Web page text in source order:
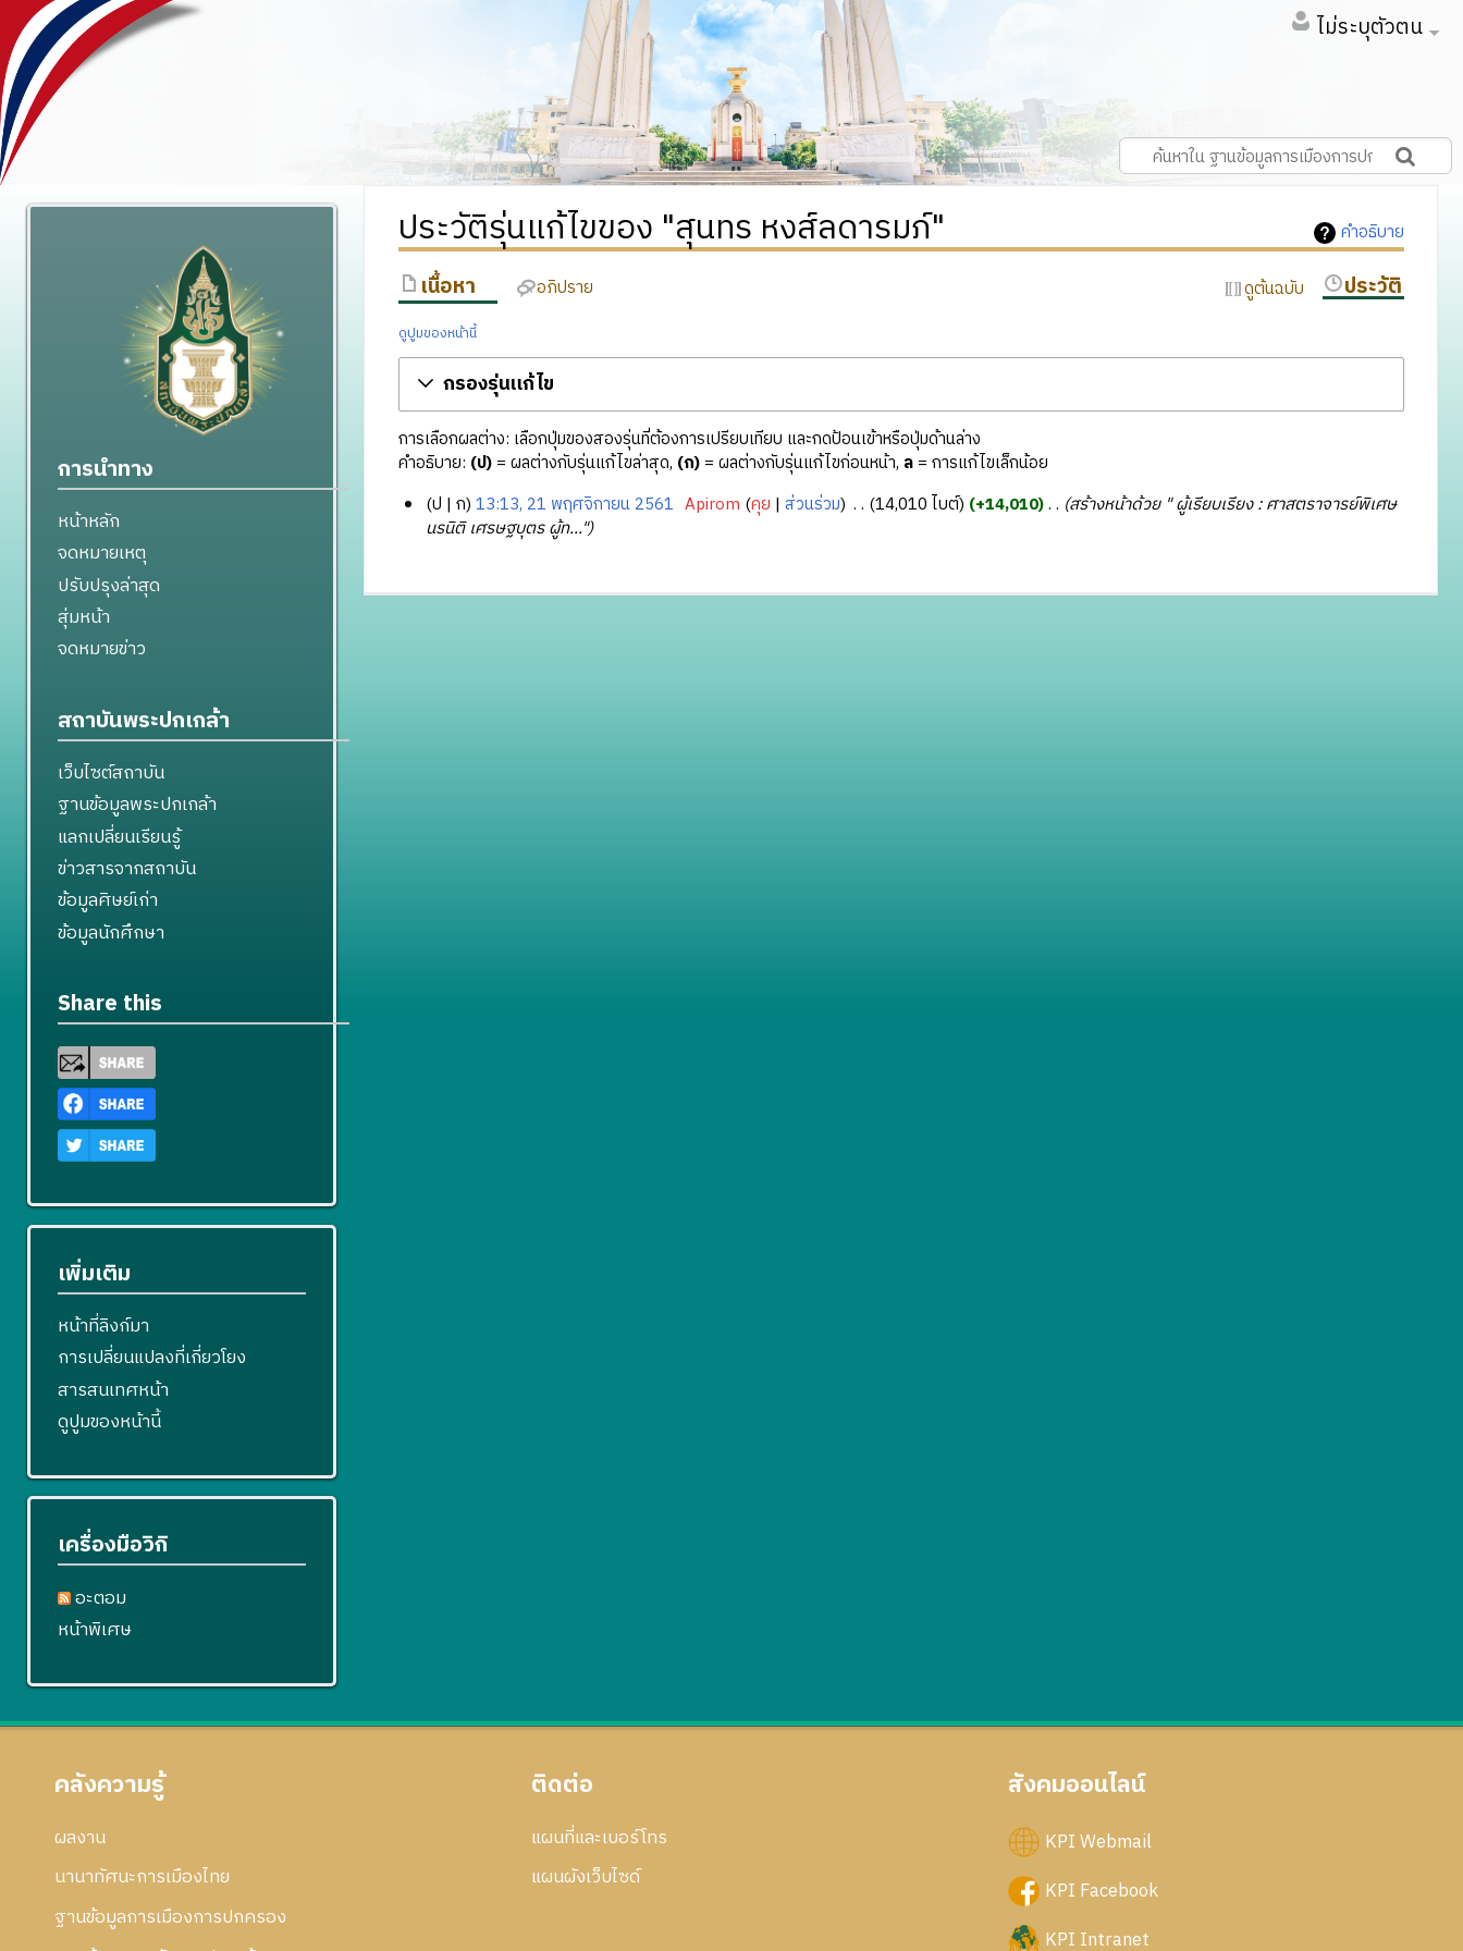
ไม่ระบุตัวตน
คำอธิบาย
ประวัติรุ่นแก้ไขของ "สุนทร หงส์ลดารมภ์"
เนื้อหา อภิปราย ดูต้นฉบับ ประวัติ
ดูปูมของหน้านี้
กรองรุ่นแก้ไข
การเลือกผลต่าง: เลือกปุ่มของสองรุ่นที่ต้องการเปรียบเทียบ และกดป้อนเข้าหรือปุ่มด้านล่าง
คำอธิบาย: (ป)= ผลต่างกับรุ่นแก้ไขล่าสุด, (ก)= ผลต่างกับรุ่นแก้ไขก่อนหน้า, ล= การแก้ไขเล็กน้อย
ป ก 13:13, 21 พฤศจิกายน 2561 Apirom คุย ส่วนร่วม ‎ 14,010 ไบต์ +14,010 ‎
สร้างหน้าด้วย " ผู้เรียบเรียง : ศาสตราจารย์พิเศษ
นรนิติ เศรษฐบุตร ผู้ท..."
การนำทาง
หน้าหลัก
จดหมายเหตุ
ปรับปรุงล่าสุด
สุ่มหน้า
จดหมายข่าว
สถาบันพระปกเกล้า
เว็บไซต์สถาบัน
ฐานข้อมูลพระปกเกล้า
แลกเปลี่ยนเรียนรู้
ข่าวสารจากสถาบัน
ข้อมูลศิษย์เก่า
ข้อมูลนักศึกษา
Share this
เพิ่มเติม
หน้าที่ลิงก์มา
การเปลี่ยนแปลงที่เกี่ยวโยง
สารสนเทศหน้า
ดูปูมของหน้านี้
เครื่องมือวิกิ
อะตอม
หน้าพิเศษ
คลังความรู้
ผลงาน
นานาทัศนะการเมืองไทย
ฐานข้อมูลการเมืองการปกครอง
ติดต่อ
แผนที่และเบอร์โทร
แผนผังเว็บไซด์
สังคมออนไลน์
KPI Webmail
KPI Facebook
KPI Intranet